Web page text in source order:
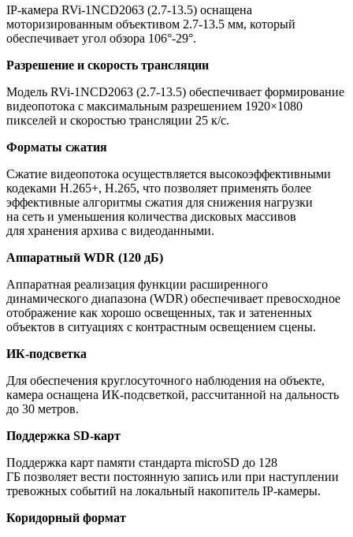
IP-камера RVi-1NCD2063 (2.7-13.5) оснащена
моторизированным объективом 2.7-13.5 мм, который
обеспечивает угол обзора 106°-29°.
Разрешение и скорость трансляции
Модель RVi-1NCD2063 (2.7-13.5) обеспечивает формирование
видеопотока с максимальным разрешением 1920×1080
пикселей и скоростью трансляции 25 к/с.
Форматы сжатия
Сжатие видеопотока осуществляется высокоэффективными
кодеками H.265+, H.265, что позволяет применять более
эффективные алгоритмы сжатия для снижения нагрузки
на сеть и уменьшения количества дисковых массивов
для хранения архива с видеоданными.
Аппаратный WDR (120 дБ)
Аппаратная реализация функции расширенного
динамического диапазона (WDR) обеспечивает превосходное
отображение как хорошо освещенных, так и затененных
объектов в ситуациях с контрастным освещением сцены.
ИК-подсветка
Для обеспечения круглосуточного наблюдения на объекте,
камера оснащена ИК-подсветкой, рассчитанной на дальность
до 30 метров.
Поддержка SD-карт
Поддержка карт памяти стандарта microSD до 128
ГБ позволяет вести постоянную запись или при наступлении
тревожных событий на локальный накопитель IP-камеры.
Коридорный формат